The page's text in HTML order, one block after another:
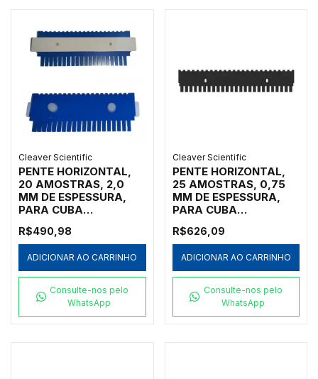
Cleaver Scientific
PENTE HORIZONTAL,
20 AMOSTRAS, 2,0
MM DE ESPESSURA,
PARA CUBA
CLEAVER SCIENTIFIC
MODELOS MSMIDI7,
MSMIDI10 E
MSMIDIDUO - CÓDIGO
MS10-20-2
R$490,98
ADICIONAR AO CARRINHO
Consulte-nos pelo
WhatsApp
Cleaver Scientific
PENTE HORIZONTAL,
25 AMOSTRAS, 0,75
MM DE ESPESSURA,
PARA CUBA
CLEAVER SCIENTIFIC
MODELOS MSMAXI10,
MSMAXI15,
MSMAXI20, MSMAXI25
E MSMAXIDUO -
CÓDIGO MS20-25-0.75
R$626,09
ADICIONAR AO CARRINHO
Consulte-nos pelo
WhatsApp